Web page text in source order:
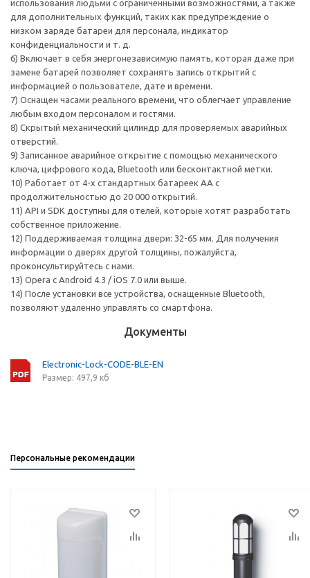
использования людьми с ограниченными возможностями, а также
для дополнительных функций, таких как предупреждение о
низком заряде батареи для персонала, индикатор
конфиденциальности и т. д.
6) Включает в себя энергонезависимую память, которая даже при
замене батарей позволяет сохранять запись открытий с
информацией о пользователе, дате и времени.
7) Оснащен часами реального времени, что облегчает управление
любым входом персоналом и гостями.
8) Скрытый механический цилиндр для проверяемых аварийных
отверстий.
9) Записанное аварийное открытие с помощью механического
ключа, цифрового кода, Bluetooth или бесконтактной метки.
10) Работает от 4-х стандартных батареек AA с
продолжительностью до 20 000 открытий.
11) API и SDK доступны для отелей, которые хотят разработать
собственное приложение.
12) Поддерживаемая толщина двери: 32-65 мм. Для получения
информации о дверях другой толщины, пожалуйста,
проконсультируйтесь с нами.
13) Opera с Android 4.3 / iOS 7.0 или выше.
14) После установки все устройства, оснащенные Bluetooth,
позволяют удаленно управлять со смартфона.
Документы
Electronic-Lock-CODE-BLE-EN
Размер: 497,9 кб
Персональные рекомендации